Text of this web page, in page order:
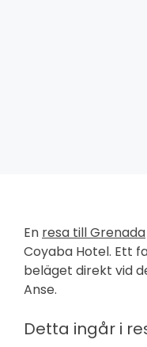
En resa till Grenada
Coyaba Hotel. Ett
beläget direkt vid
Anse.
Detta ingår i